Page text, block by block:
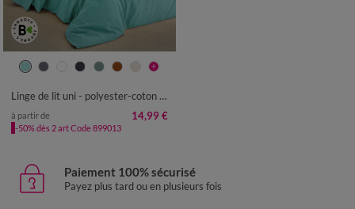
Linge de lit uni - polyester-coton 57 fils/cm²
à partir de 14,99 €
-50% dès 2 art Code 899013
Paiement 100% sécurisé
Payez plus tard ou en plusieurs fois